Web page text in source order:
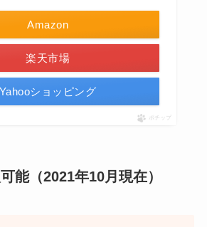
Amazon
楽天市場
Yahooショッピング
ポチップ
能（2021年10月現在）